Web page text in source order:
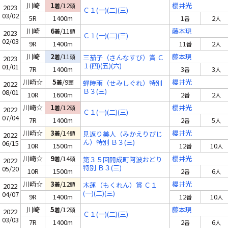
2023
03/02
川崎 1着/12頭 Ｃ１(一)(二)(三)
櫻井光
5R
1400m 1番 2人
2023
02/03
川崎 6着/11頭 Ｃ１(一)(二)(三)
藤本現
9R
1400m 11番 2人
2023
01/01
川崎 2着/11頭
三茄子（さんなすび）賞 Ｃ
１(四)(五)(六)
藤本現
7R
1400m 3番 3人
2022
08/01
川崎☆ 5着/9頭
蝉時雨（せみしぐれ）特別
Ｂ３(三)
櫻井光
10R
1600m 2番 2人
2022
07/04
川崎☆ 1着/12頭 Ｃ１(一)(二)(三)
櫻井光
7R
1400m 2番 5人
2022
06/15
川崎☆ 3着/14頭
見返り美人（みかえりびじ
ん）特別 Ｂ３(三)
櫻井光
10R
1500m 12番 10人
2022
05/20
川崎☆ 9着/14頭
第３５回開成町阿波おどり
特別 Ｂ３(三)
櫻井光
10R
1500m 2番 6人
2022
04/07
川崎☆ 3着/12頭
木蓮（もくれん）賞 Ｃ１
(一)(二)(三)
櫻井光
9R
1400m 12番 10人
2022
03/03
川崎 5着/12頭 Ｃ１(一)(二)(三)
藤本現
7R
1400m 2番 6人